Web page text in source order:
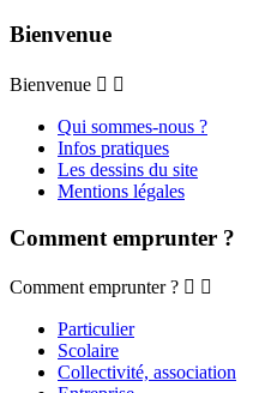
Bienvenue
Bienvenue  
Qui sommes-nous ?
Infos pratiques
Les dessins du site
Mentions légales
Comment emprunter ?
Comment emprunter ?  
Particulier
Scolaire
Collectivité, association